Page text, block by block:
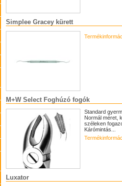
Simplee Gracey kürett
M+W Select Foghúzó fogók
Standard
Normál méret,
széleken
Kárómintás...
Luxator